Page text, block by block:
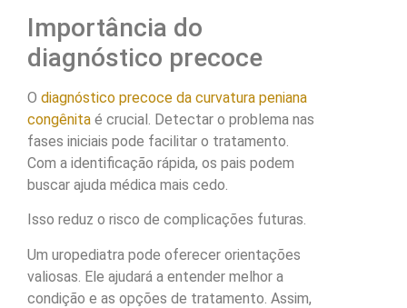
Importância do
diagnóstico precoce
O diagnóstico precoce da curvatura peniana
congênita é crucial. Detectar o problema nas
fases iniciais pode facilitar o tratamento.
Com a identificação rápida, os pais podem
buscar ajuda médica mais cedo.
Isso reduz o risco de complicações futuras.
Um uropediatra pode oferecer orientações
valiosas. Ele ajudará a entender melhor a
condição e as opções de tratamento. Assim,